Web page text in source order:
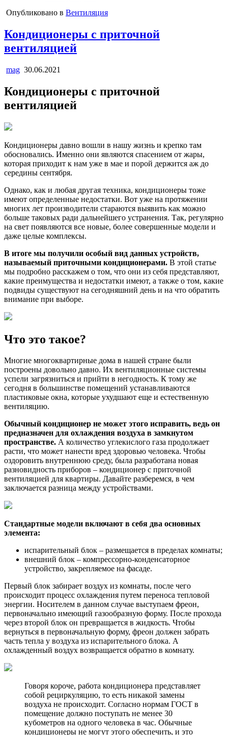
Опубликовано в Вентиляция
Кондиционеры с приточной
вентиляцией
mag 30.06.2021
Кондиционеры с приточной
вентиляцией
Кондиционеры давно вошли в нашу жизнь и крепко там
обосновались. Именно они являются спасением от жары,
которая приходит к нам уже в мае и порой держится аж до
середины сентября.
Однако, как и любая другая техника, кондиционеры тоже
имеют определенные недостатки. Вот уже на протяжении
многих лет производители стараются выявить как можно
больше таковых ради дальнейшего устранения. Так, регулярно
на свет появляются все новые, более совершенные модели и
даже целые комплексы.
В итоге мы получили особый вид данных устройств,
называемый приточными кондиционерами. В этой статье
мы подробно расскажем о том, что они из себя представляют,
какие преимущества и недостатки имеют, а также о том, какие
подвиды существуют на сегодняшний день и на что обратить
внимание при выборе.
Что это такое?
Многие многоквартирные дома в нашей стране были
построены довольно давно. Их вентиляционные системы
успели загрязниться и прийти в негодность. К тому же
сегодня в большинстве помещений устанавливаются
пластиковые окна, которые ухудшают еще и естественную
вентиляцию.
Обычный кондиционер не может этого исправить, ведь он
предназначен для охлаждения воздуха в замкнутом
пространстве. А количество углекислого газа продолжает
расти, что может нанести вред здоровью человека. Чтобы
оздоровить внутреннюю среду, была разработана новая
разновидность приборов – кондиционер с приточной
вентиляцией для квартиры. Давайте разберемся, в чем
заключается разница между устройствами.
Стандартные модели включают в себя два основных
элемента:
испарительный блок – размещается в пределах комнаты;
внешний блок – компрессорно-конденсаторное
устройство, закрепляемое на фасаде.
Первый блок забирает воздух из комнаты, после чего
происходит процесс охлаждения путем переноса тепловой
энергии. Носителем в данном случае выступаем фреон,
первоначально имеющий газообразную форму. После прохода
через второй блок он превращается в жидкость. Чтобы
вернуться в первоначальную форму, фреон должен забрать
часть тепла у воздуха из испарительного блока. А
охлажденный воздух возвращается обратно в комнату.
Говоря короче, работа кондиционера представляет
собой рециркуляцию, то есть никакой замены
воздуха не происходит. Согласно нормам ГОСТ в
помещение должно поступать не менее 30
кубометров на одного человека в час. Обычные
кондиционеры не могут этого обеспечить, и это